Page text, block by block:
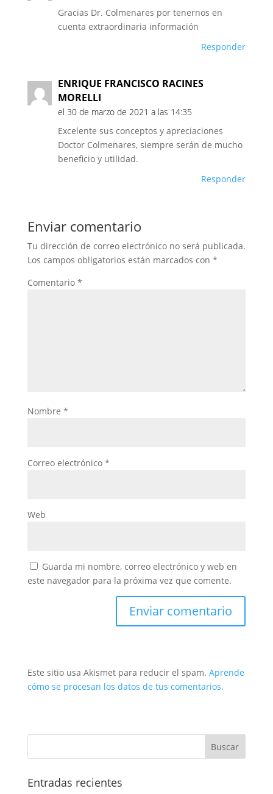
Gracias Dr. Colmenares por tenernos en
cuenta extraordinaria información
Responder
ENRIQUE FRANCISCO RACINES
MORELLI
el 30 de marzo de 2021 a las 14:35
Excelente sus conceptos y apreciaciones
Doctor Colmenares, siempre serán de mucho
beneficio y utilidad.
Responder
Enviar comentario
Tu dirección de correo electrónico no será publicada.
Los campos obligatorios están marcados con *
Comentario *
Nombre *
Correo electrónico *
Web
Guarda mi nombre, correo electrónico y web en
este navegador para la próxima vez que comente.
Este sitio usa Akismet para reducir el spam. Aprende
cómo se procesan los datos de tus comentarios.
Entradas recientes